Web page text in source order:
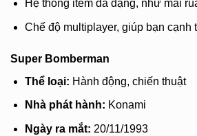
Hệ thống item đa dạng, như mai
Chế độ multiplayer, giúp bạn cạnh
Super Bomberman
Thể loại: Hành động, chiến thuật
Nhà phát hành: Konami
Ngày ra mắt: 20/11/1993